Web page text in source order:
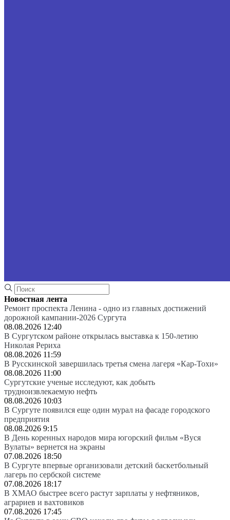
Новостная лента
Ремонт проспекта Ленина - одно из главных достижений
дорожной кампании-2026 Сургута
08.08.2026 12:40
В Сургутском районе открылась выставка к 150-летию
Николая Рериха
08.08.2026 11:59
В Русскинской завершилась третья смена лагеря «Кар-Тохи»
08.08.2026 11:00
Сургутские ученые исследуют, как добыть
трудноизвлекаемую нефть
08.08.2026 10:03
В Сургуте появился еще один мурал на фасаде городского
предприятия
08.08.2026 9:15
В День коренных народов мира югорский фильм «Вуся
Вулаты» вернется на экраны
07.08.2026 18:50
В Сургуте впервые организовали детский баскетбольный
лагерь по сербской системе
07.08.2026 18:17
В ХМАО быстрее всего растут зарплаты у нефтяников,
аграриев и вахтовиков
07.08.2026 17:45